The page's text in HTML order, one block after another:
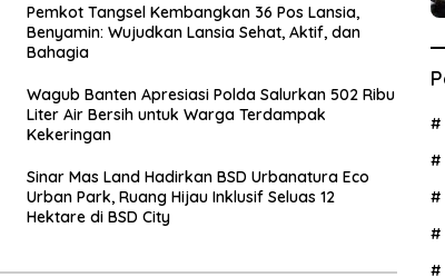
Pemkot Tangsel Kembangkan 36 Pos Lansia,
Benyamin: Wujudkan Lansia Sehat, Aktif, dan
Bahagia
Wagub Banten Apresiasi Polda Salurkan 502 Ribu
Liter Air Bersih untuk Warga Terdampak
Kekeringan
Sinar Mas Land Hadirkan BSD Urbanatura Eco
Urban Park, Ruang Hijau Inklusif Seluas 12
Hektare di BSD City